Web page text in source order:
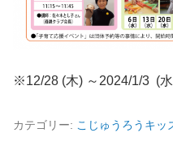
※12/28 (木) ～2024/1/3 (水
カテゴリー: こじゅうろうキッ